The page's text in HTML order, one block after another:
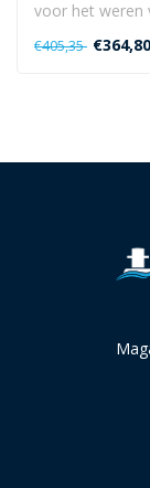
voor het weren
eenden en
aanlegsteiger en
€405,35 €364,80